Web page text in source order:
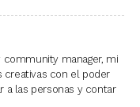
manager, mi
creativas con el poder
a las personas y contar